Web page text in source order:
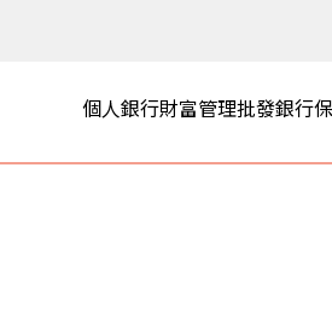
個人銀行財富管理批發銀行